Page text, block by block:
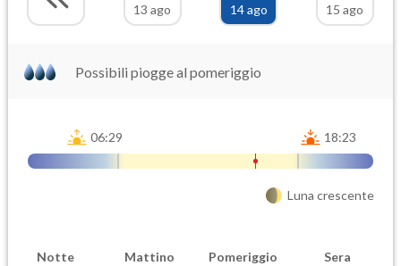
13 ago
14 ago
15 ago
Possibili piogge al pomeriggio
06:29 18:23
Luna crescente
Notte Mattino Pomeriggio Sera